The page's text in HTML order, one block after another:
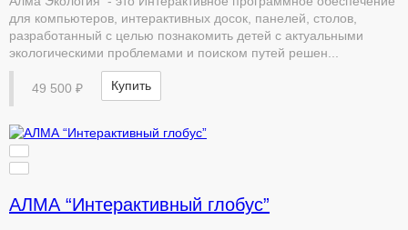
для компьютеров, интерактивных досок, панелей, столов,
разработанный с целью познакомить детей с актуальными
экологическими проблемами и поиском путей решен...
49 500 ₽ Купить
АЛМА “Интерактивный глобус”